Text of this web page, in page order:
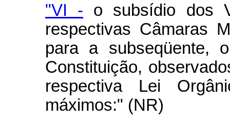
"VI - o subsídio dos
respectivas Câmaras
para a subseqüente,
Constituição,
respectiva Lei
máximos:" (NR)